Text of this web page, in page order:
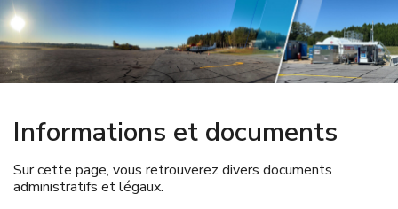
Informations et documents
Sur cette page, vous retrouverez divers documents
administratifs et légaux.